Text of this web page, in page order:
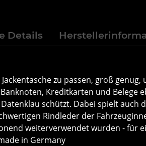
Details
zu passen, groß
Kreditkarten und Belege
schützt. Dabei spielt
Rindleder der
weiterverwendet wurden - für
in Germany